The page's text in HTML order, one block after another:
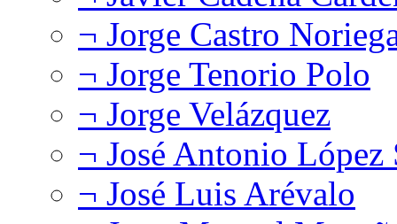
¬ Jorge Castro
¬ Jorge Tenorio Polo
¬ Jorge Velázquez
¬ José Antonio López
¬ José Luis Arévalo